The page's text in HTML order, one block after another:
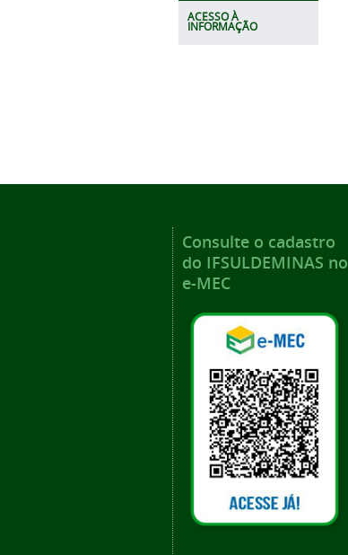
ACESSO À
INFORMAÇÃO
Consulte o cadastro
do IFSULDEMINAS no
e-MEC